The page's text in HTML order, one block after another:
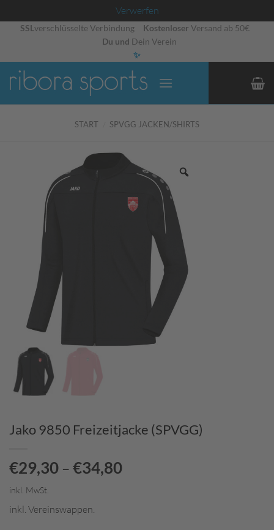
Verwerfen
springen
SSL verschlüsselte Verbindung Kostenloser Versand ab 50€
Du und Dein Verein
✨
START SPVGG JACKEN/SHIRTS
Jako 9850 Freizeitjacke (SPVGG)
€29,30 – €34,80
inkl. MwSt.
inkl. Vereinswappen.